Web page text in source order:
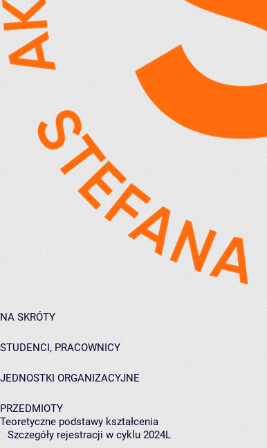
NA SKRÓTY
STUDENCI, PRACOWNICY
JEDNOSTKI ORGANIZACYJNE
PRZEDMIOTY
Teoretyczne podstawy kształcenia
Szczegóły rejestracji w cyklu 2024L